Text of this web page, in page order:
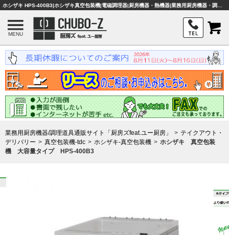
MENU
業務用厨房機器/調理道具通販サイト「厨房ズfeat.ユー厨房」
テイクアウト・
デリバリー
真空包装機-tdc ホシザキ-真空包装機
ホシザキ 真空包装
機 大容量タイプ HPS-400B3